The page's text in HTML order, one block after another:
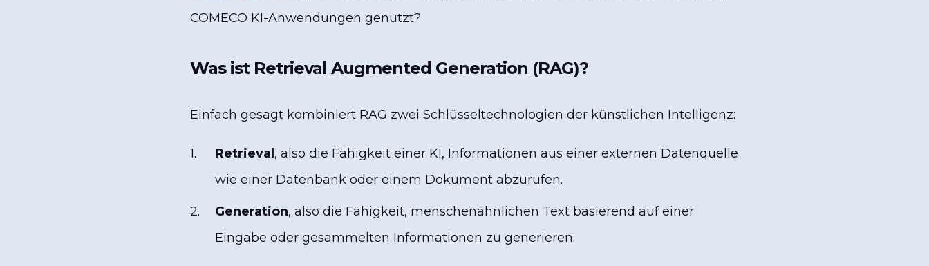
COMECO KI-Anwendungen genutzt?
Was ist Retrieval Augmented Generation (RAG)?
Einfach gesagt kombiniert RAG zwei Schlüsseltechnologien der künstlichen Intelligenz:
Retrieval , also die Fähigkeit einer KI, Informationen aus einer externen Datenquelle
wie einer Datenbank oder einem Dokument abzurufen.
Generation, also die Fähigkeit, menschenähnlichen Text basierend auf einer
Eingabe oder gesammelten Informationen zu generieren.